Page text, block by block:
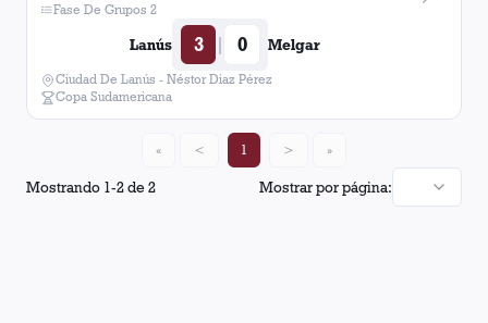
Fase De Grupos 2
Lanús 3 | 0 Melgar
Ciudad De Lanús - Néstor Diaz Pérez
Copa Sudamericana
Mostrando 1-2de2 Mostrar por página:
« < 1 > »